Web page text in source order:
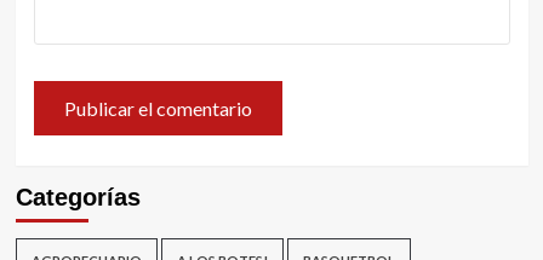
Categorías